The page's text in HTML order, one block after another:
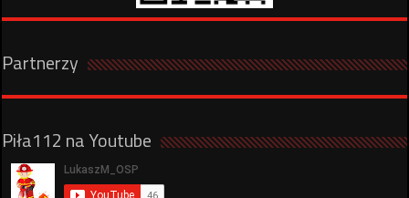
Partnerzy
Piła112 na Youtube